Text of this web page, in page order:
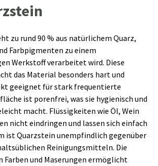
zu rund 90 % aus natürlichem Quarz,
Farbpigmenten zu einem
Werkstoff verarbeitet wird. Diese
das Material besonders hart und
geeignet für stark frequentierte
ist porenfrei, was sie hygienisch und
macht. Flüssigkeiten wie Öl, Wein
nicht eindringen und lassen sich einfach
ist Quarzstein unempfindlich gegenüber
Reinigungsmitteln. Die
Farben und Maserungen ermöglicht